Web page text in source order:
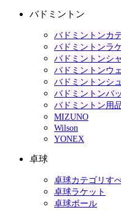
バドミントン
バドミントンカ
バドミントンラ
バドミントンシ
バドミントンウ
バドミントンシ
バドミントンバ
バドミントン用
MIZUNO
Wilson
YONEX
卓球
卓球カテゴリす
卓球ラケット
卓球ボール